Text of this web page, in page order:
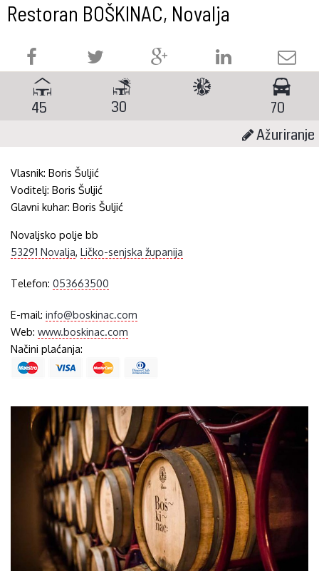
Restoran BOŠKINAC, Novalja
45 30
70
Ažuriranje
Vlasnik:Boris Šuljić
Voditelj:Boris Šuljić
Glavni kuhar:Boris Šuljić
Novaljsko polje bb
53291 Novalja,Ličko-senjska županija
Telefon:053663500
E-mail:info@boskinac.com
Web:www.boskinac.com
Načini plaćanja: